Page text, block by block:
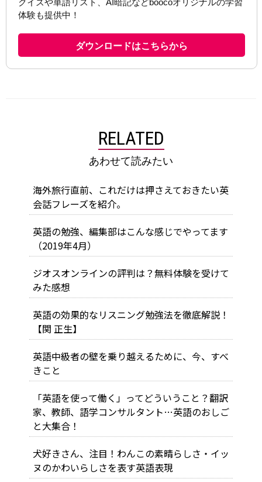
RELATED
あわせて読みたい
海外旅行直前、これだけは押さえておきたい英
会話フレーズを紹介。
英語の勉強、編集部はこんな感じでやってます
（2019年4月）
ジオスオンラインの評判は？無料体験を受けて
みた感想
英語の効果的なリスニング勉強法を徹底解説！
【関 正生】
英語中級者の壁を乗り越えるために、今、すべ
きこと
「英語を使って働く」ってどういうこと？翻訳
家、教師、語学コンサルタント…英語のおしご
と大集合！
犬好きさん、注目！わんこの素晴らしさ・イッ
ヌのかわいらしさを表す英語表現